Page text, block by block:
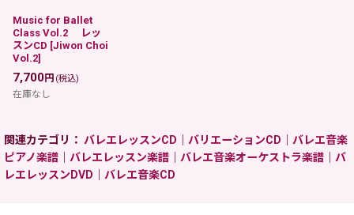
Music for Ballet
Class Vol.2 レッ
スンCD [Jiwon Choi
Vol.2]
7,700円 (税込)
在庫なし
関連カテゴリ： バレエレッスンCD バリエーションCD
バレエ音楽
ピアノ楽譜
バレエレッスン楽譜 バレエ音楽オーケストラ楽譜
バ
レエレッスンDVD
バレエ音楽CD